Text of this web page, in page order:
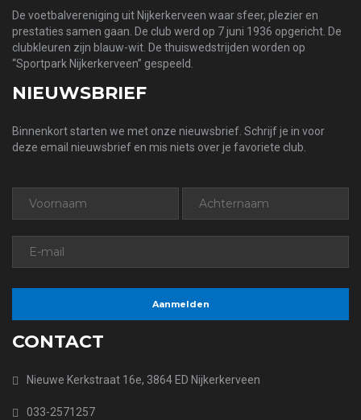
De voetbalvereniging uit Nijkerkerveen waar sfeer, plezier en
prestaties samen gaan. De club werd op 7 juni 1936 opgericht. De
clubkleuren zijn blauw-wit. De thuiswedstrijden worden op
“Sportpark Nijkerkerveen” gespeeld.
NIEUWSBRIEF
Binnenkort starten we met onze nieuwsbrief. Schrijf je in voor
deze email nieuwsbrief en mis niets over je favoriete club.
CONTACT
Nieuwe Kerkstraat 16e, 3864 ED Nijkerkerveen
033-2571257